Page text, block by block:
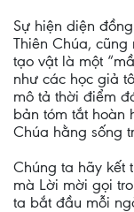
Sự hiện diện
Thiên Chúa,
tạo vật là một
như các học giả
mô tả thời điểm
bản tóm tắt hoàn
Chúa hằng sống
Chúng ta hãy kết
mà Lời mời gọi
ta bắt đầu mỗi